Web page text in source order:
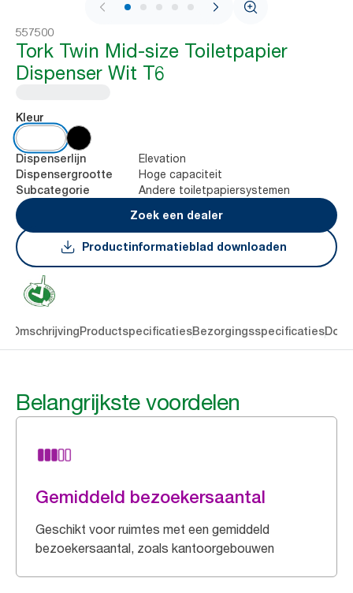
1 / 8
557500
Tork Twin Mid-size Toiletpapier
Dispenser Wit T6
Kleur
Dispenserlijn Elevation
Dispensergrootte Hoge capaciteit
Subcategorie
Andere toiletpapiersystemen
Zoek een dealer
Productinformatieblad downloaden
OmschrijvingProductspecificatiesBezorgingsspecificaties
Belangrijkste voordelen
Gemiddeld bezoekersaantal
Geschikt voor ruimtes met een gemiddeld
bezoekersaantal, zoals kantoorgebouwen